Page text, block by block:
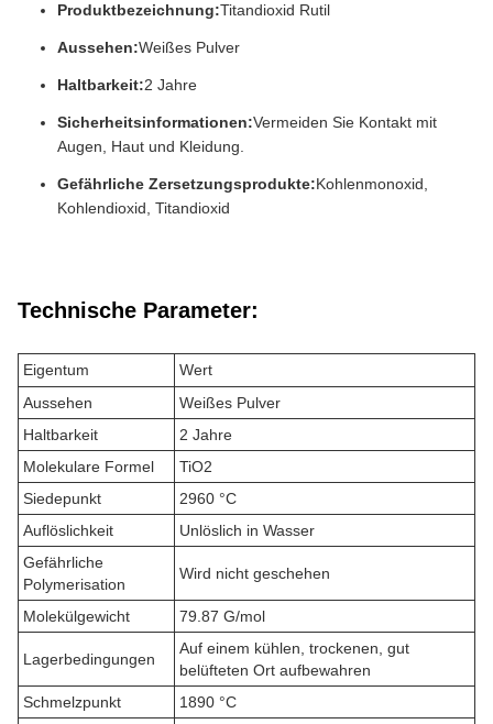
Produktbezeichnung:Titandioxid Rutil
Aussehen:Weißes Pulver
Haltbarkeit:2 Jahre
Sicherheitsinformationen:Vermeiden Sie Kontakt mit
Augen, Haut und Kleidung.
Gefährliche Zersetzungsprodukte:Kohlenmonoxid,
Kohlendioxid, Titandioxid
Technische Parameter:
Eigentum
Wert
Aussehen
Weißes Pulver
Haltbarkeit
2 Jahre
Molekulare Formel
TiO2
Siedepunkt
2960 °C
Auflöslichkeit
Unlöslich in Wasser
Gefährliche
Polymerisation
Wird nicht geschehen
Molekülgewicht 79.87 G/mol
Lagerbedingungen
Auf einem kühlen, trockenen, gut
belüfteten Ort aufbewahren
Schmelzpunkt
1890 °C